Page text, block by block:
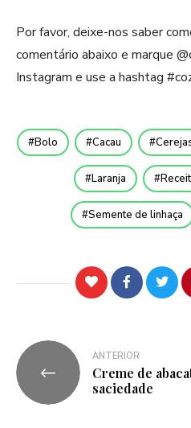
Por favor, deixe-nos saber
comentário abaixo e marque
Instagram e use a hashtag
Bolo Cacau
Laranja
Semente de linhaça
ANTERIOR
Creme de
saciedade